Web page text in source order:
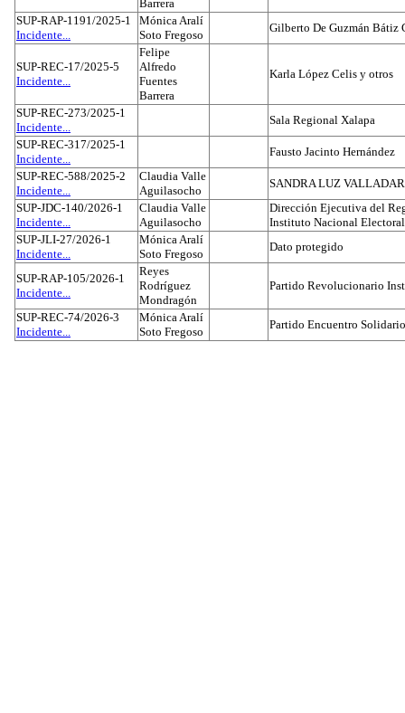
Barrera
SUP-RAP-1191/2025-1
Incidente...
Mónica Aralí
Soto Fregoso
Gilberto De Guzmán Bátiz
SUP-REC-17/2025-5
Incidente...
Felipe
Alfredo
Fuentes
Barrera
Karla López Celis y otros
SUP-REC-273/2025-1
Incidente...
Sala Regional Xalapa
SUP-REC-317/2025-1
Incidente...
Fausto Jacinto Hernández
SUP-REC-588/2025-2
Incidente...
Claudia Valle
Aguilasocho
SANDRA LUZ
SUP-JDC-140/2026-1
Incidente...
Claudia Valle
Aguilasocho
Dirección Ejecutiva del
Instituto Nacional Electoral
SUP-JLI-27/2026-1
Incidente...
Mónica Aralí
Soto Fregoso
Dato protegido
SUP-RAP-105/2026-1
Incidente...
Reyes
Rodríguez
Mondragón
Partido Revolucionario
SUP-REC-74/2026-3
Incidente...
Mónica Aralí
Soto Fregoso
Partido Encuentro